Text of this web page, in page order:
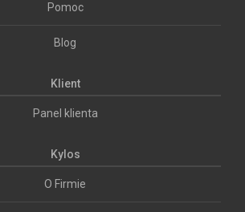
Pomoc
Blog
Klient
Panel klienta
Kylos
O Firmie